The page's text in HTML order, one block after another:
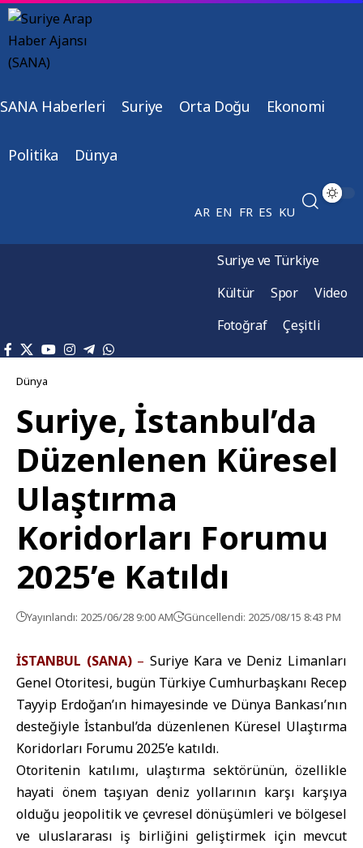
SANA Haberleri Suriye Orta Doğu Ekonomi
Politika Dünya
AR EN FR ES KU
Suriye ve Türkiye
Kültür
Spor
Video
Fotoğraf
Çeşitli
Dünya
Suriye, İstanbul’da
Düzenlenen Küresel
Ulaştırma
Koridorları Forumu
2025’e Katıldı
Yayınlandı: 2025/06/28 9:00 AM Güncellendi: 2025/08/15 8:43 PM
İSTANBUL (SANA)– Suriye Kara ve Deniz Limanları
Genel Otoritesi, bugün Türkiye Cumhurbaşkanı Recep
Tayyip Erdoğan’ın himayesinde ve Dünya Bankası’nın
desteğiyle İstanbul’da düzenlenen Küresel Ulaştırma
Koridorları Forumu 2025’e katıldı.
Otoritenin katılımı, ulaştırma sektörünün, özellikle
hayati önem taşıyan deniz yollarının karşı karşıya
olduğu jeopolitik ve çevresel dönüşümleri ve bölgesel
ve uluslararası iş birliğini geliştirmek için mevcut